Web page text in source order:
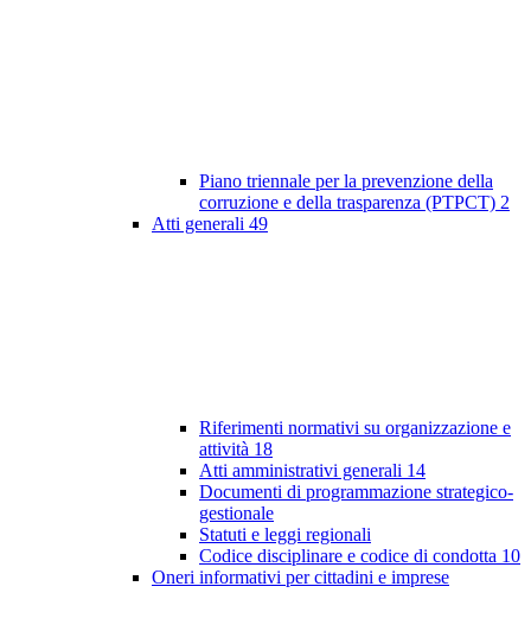
Piano triennale per la prevenzione della
corruzione e della trasparenza (PTPCT) 2
Atti generali 49
Riferimenti normativi su organizzazione e
attività 18
Atti amministrativi generali 14
Documenti di programmazione strategico-
gestionale
Statuti e leggi regionali
Codice disciplinare e codice di condotta 10
Oneri informativi per cittadini e imprese